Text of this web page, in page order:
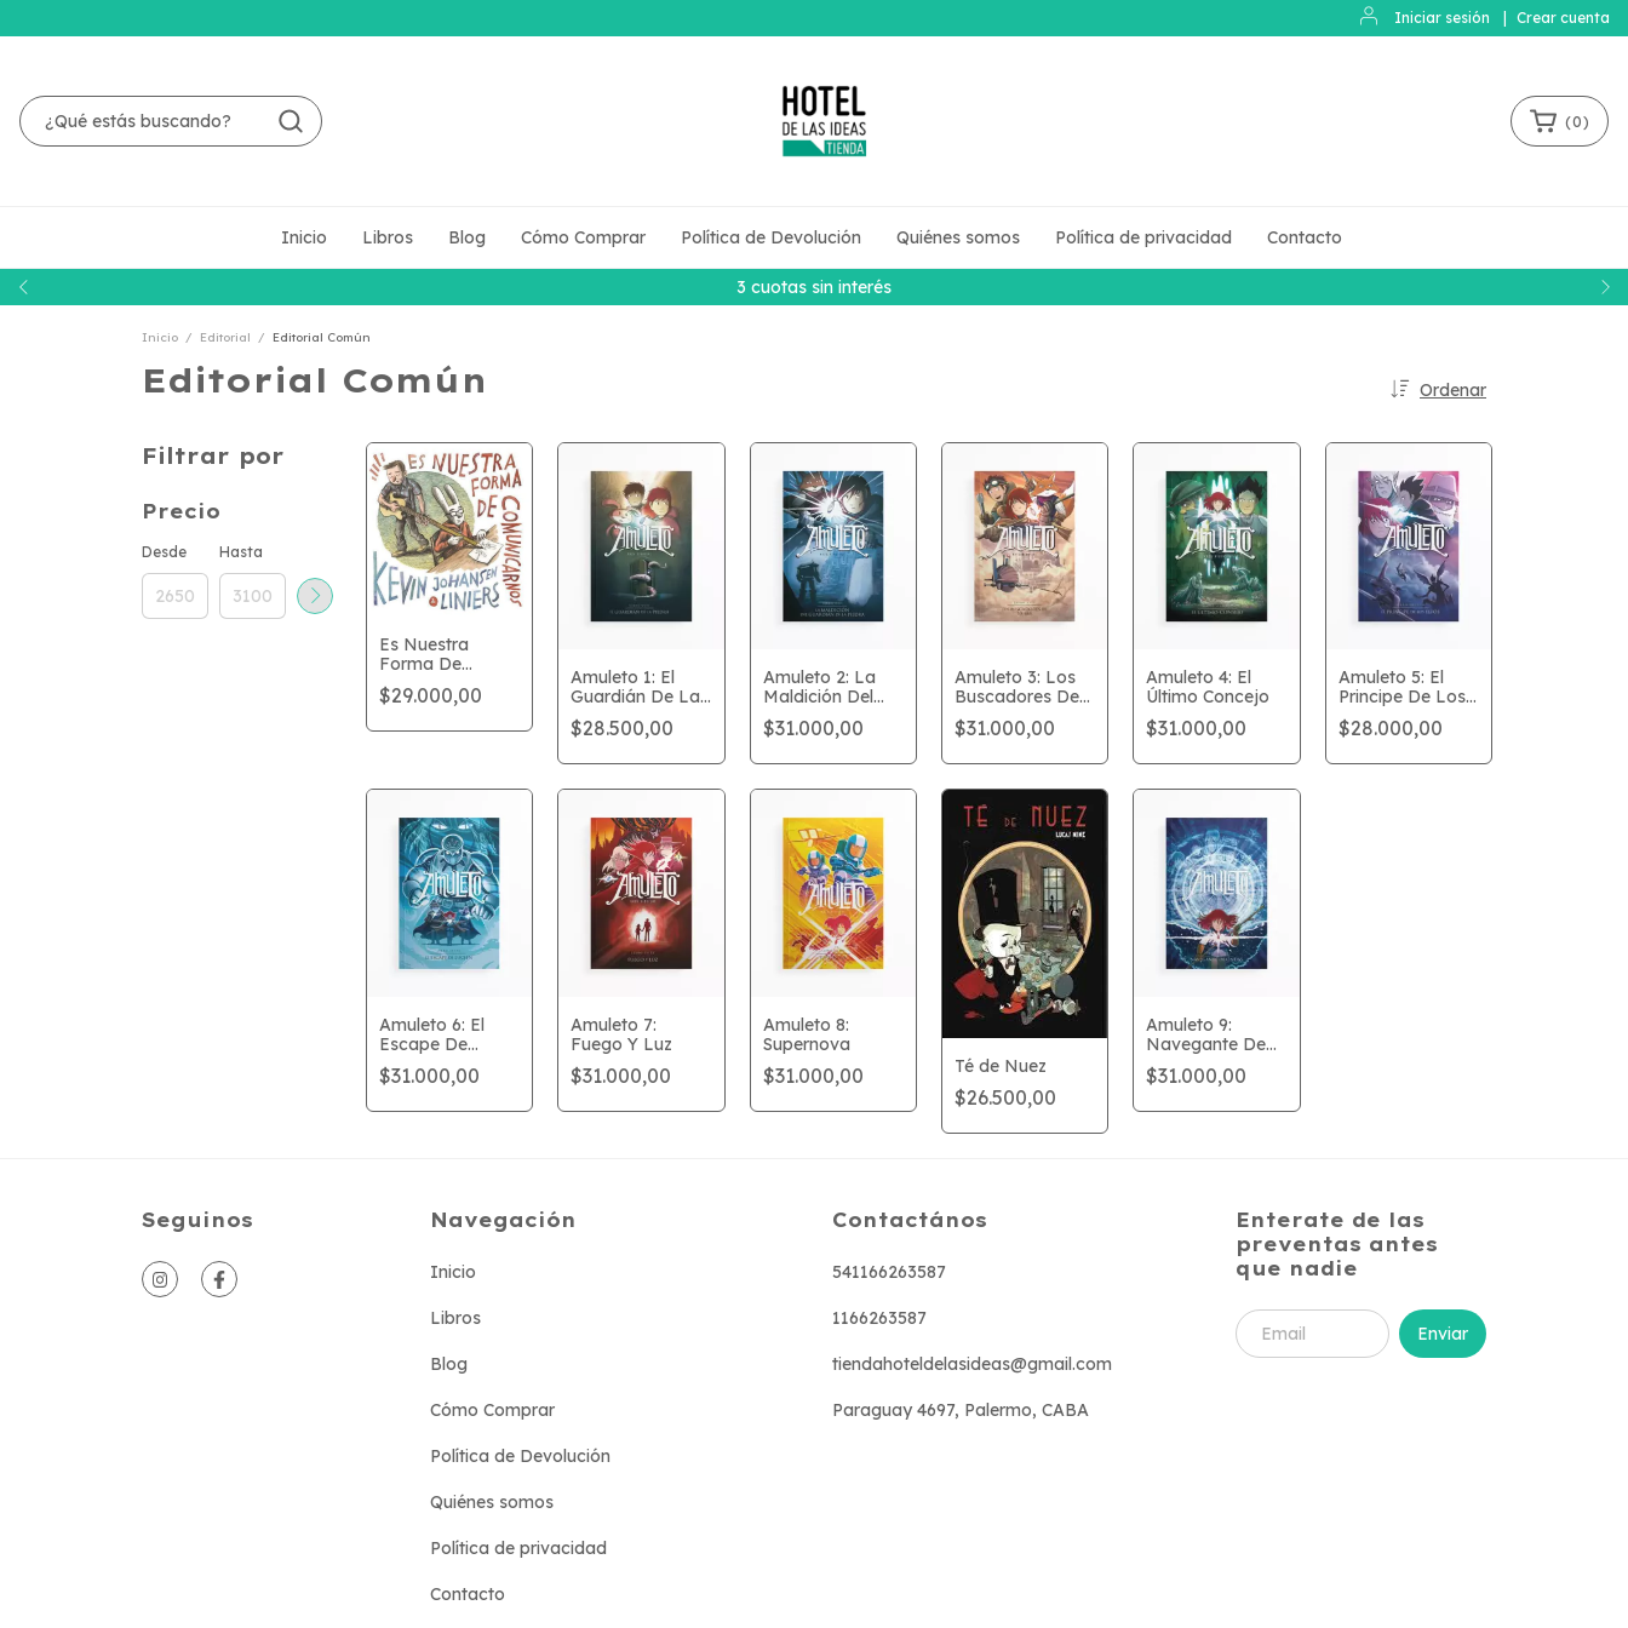
Iniciar sesión Crear cuenta
3 cuotas sin interés
(0)
Inicio Libros Blog Cómo Comprar Política de Devolución Quiénes somos Política de privacidad Contacto
Inicio / Editorial / Editorial Común
Editorial Común Ordenar
Filtrar por
Precio
Desde Hasta
Es Nuestra
Forma De
Comunicarnos
$29.000,00
Amuleto 1: El
Guardián De La
Piedra
$28.500,00
Amuleto 2: La
Maldición Del
Guardian De La
Piedra
$31.000,00
Amuleto 3: Los
Buscadores De
Nubes
$31.000,00
Amuleto 4: El
Último Concejo
$31.000,00
Amuleto 5: El
Principe De Los
Elfos
$28.000,00
Amuleto 6: El
Escape De
Lucien
$31.000,00
Amuleto 7:
Fuego Y Luz
$31.000,00
Amuleto 8:
Supernova
$31.000,00 Té de Nuez
$26.500,00
Amuleto 9:
Navegante De
Ondas
$31.000,00
Seguinos Navegación
Inicio
Libros
Blog
Cómo Comprar
Política de Devolución
Quiénes somos
Política de privacidad
Contacto
Contactános
541166263587
1166263587
tiendahoteldelasideas@gmail.com
Paraguay 4697, Palermo, CABA
Enterate de las
preventas antes
que nadie